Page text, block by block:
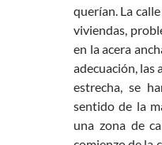
querían. La
viviendas,
en la acera
adecuación, las
estrecha, se
sentido de la
una zona de